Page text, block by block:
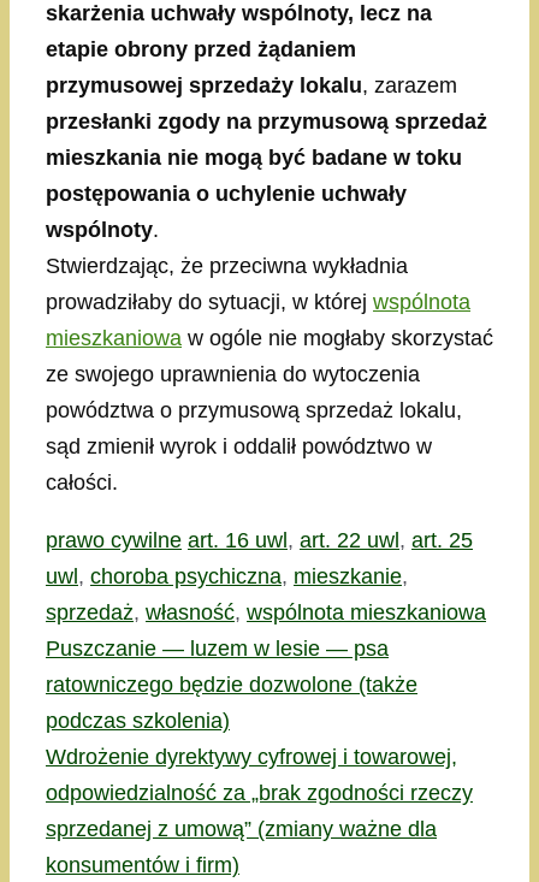
skarżenia uchwały wspólnoty, lecz na
etapie obrony przed żądaniem
przymusowej sprzedaży lokalu, zarazem
przesłanki zgody na przymusową sprzedaż
mieszkania nie mogą być badane w toku
postępowania o uchylenie uchwały
wspólnoty.
Stwierdzając, że przeciwna wykładnia
prowadziłaby do sytuacji, w której wspólnota
mieszkaniowa w ogóle nie mogłaby skorzystać
ze swojego uprawnienia do wytoczenia
powództwa o przymusową sprzedaż lokalu,
sąd zmienił wyrok i oddalił powództwo w
całości.
Kategorie
prawo cywilne Tagi
art. 16 uwl , art. 22 uwl , art. 25
uwl , choroba psychiczna, mieszkanie,
sprzedaż, własność, wspólnota mieszkaniowa
Puszczanie — luzem w lesie — psa
ratowniczego będzie dozwolone (także
podczas szkolenia)
Wdrożenie dyrektywy cyfrowej i towarowej,
odpowiedzialność za „brak zgodności rzeczy
sprzedanej z umową” (zmiany ważne dla
konsumentów i firm)